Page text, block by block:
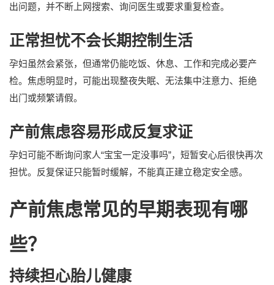
出问题，并不断上网搜索、询问医生或要求重复检查。
正常担忧不会长期控制生活
孕妇虽然会紧张，但通常仍能吃饭、休息、工作和完成必要产
检。焦虑明显时，可能出现整夜失眠、无法集中注意力、拒绝
出门或频繁请假。
产前焦虑容易形成反复求证
孕妇可能不断询问家人“宝宝一定没事吗”，短暂安心后很快再次
担忧。反复保证只能暂时缓解，不能真正建立稳定安全感。
产前焦虑常见的早期表现有哪
些？
持续担心胎儿健康